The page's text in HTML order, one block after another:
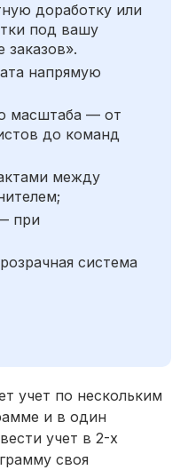
доработку или
под вашу
напрямую
масштаба — от
до команд
между
при
система
учет по нескольким
и в один
учет в 2-х
своя